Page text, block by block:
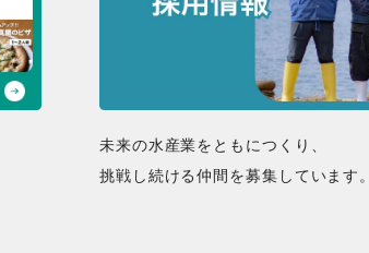
未来の水産業をともにつくり、
挑戦し続ける仲間を募集しています。